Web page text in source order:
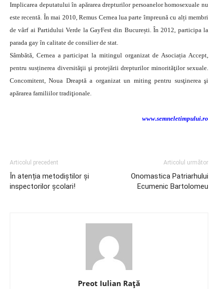
Implicarea deputatului în apărarea drepturilor persoanelor homosexuale nu
este recentă. În mai 2010, Remus Cernea lua parte împreună cu alți membri
de vârf ai Partidului Verde la GayFest din București. În 2012, participa la
parada gay în calitate de consilier de stat.
Sâmbătă, Cernea a participat la mitingul organizat de Asociația Accept,
pentru susținerea diversităţii şi protejării drepturilor minorităţilor sexuale.
Concomitent, Noua Dreaptă a organizat un miting pentru susţinerea şi
apărarea familiilor tradiţionale.
www.semneletimpului.ro
Articolul precedent
În atenția metodiștilor și
inspectorilor școlari!
Articolul următor
Onomastica Patriarhului
Ecumenic Bartolomeu
Preot Iulian Raţă